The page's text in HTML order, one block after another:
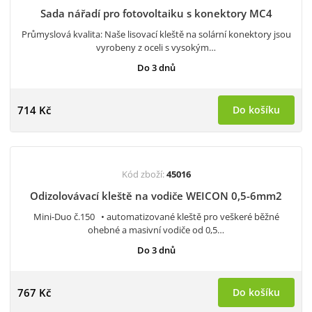
Sada nářadí pro fotovoltaiku s konektory MC4
Průmyslová kvalita: Naše lisovací kleště na solární konektory jsou
vyrobeny z oceli s vysokým…
Do 3 dnů
714 Kč Do košíku
Kód zboží:45016
Odizolovávací kleště na vodiče WEICON 0,5-6mm2
Mini-Duo č.150 • automatizované kleště pro veškeré běžné
ohebné a masivní vodiče od 0,5…
Do 3 dnů
767 Kč Do košíku